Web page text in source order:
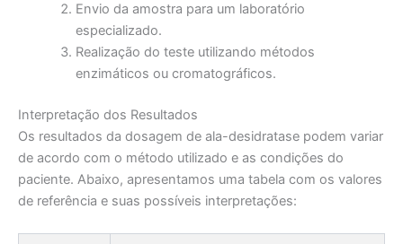
Envio da amostra para um laboratório
especializado.
Realização do teste utilizando métodos
enzimáticos ou cromatográficos.
Interpretação dos Resultados
Os resultados da dosagem de ala-desidratase podem variar
de acordo com o método utilizado e as condições do
paciente. Abaixo, apresentamos uma tabela com os valores
de referência e suas possíveis interpretações: